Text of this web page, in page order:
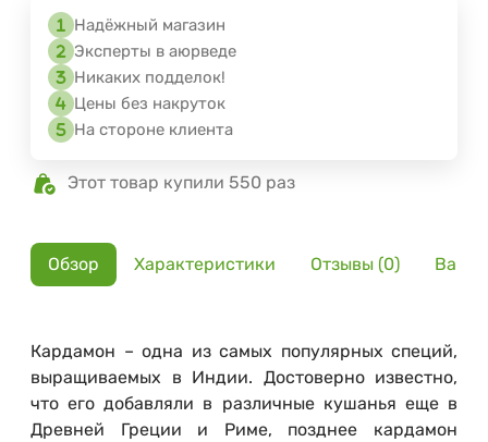
Надёжный магазин
Эксперты в аюрведе
Никаких подделок!
Цены без накруток
На стороне клиента
Этот товар купили 550 раз
Обзор Характеристики Отзывы (0)
Кардамон – одна из самых популярных специй,
выращиваемых в Индии. Достоверно известно,
что его добавляли в различные кушанья еще в
Древней Греции и Риме, позднее кардамон